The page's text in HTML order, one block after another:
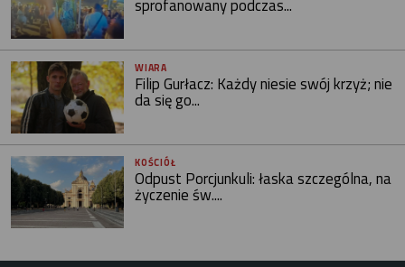
sprofanowany podczas...
WIARA
Filip Gurłacz: Każdy niesie swój krzyż; nie
da się go...
KOŚCIÓŁ
Odpust Porcjunkuli: łaska szczególna, na
życzenie św....